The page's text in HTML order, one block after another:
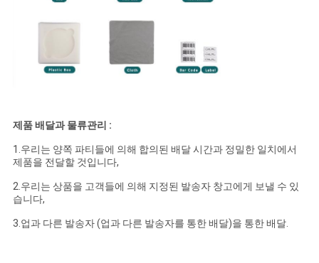
제품 배달과 물류관리 :
1.우리는 양쪽 파티들에 의해 합의된 배달 시간과 정밀한 일치에서
제품을 전달할 것입니다,
2.우리는 상품을 고객들에 의해 지정된 발송자 창고에게 보낼 수 있
습니다,
3.업과 다른 발송자 (업과 다른 발송자를 통한 배달)을 통한 배달.